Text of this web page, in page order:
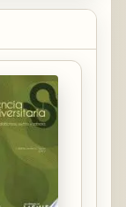
la corte
tras
entre
amistad.
al
la
en una
general
de